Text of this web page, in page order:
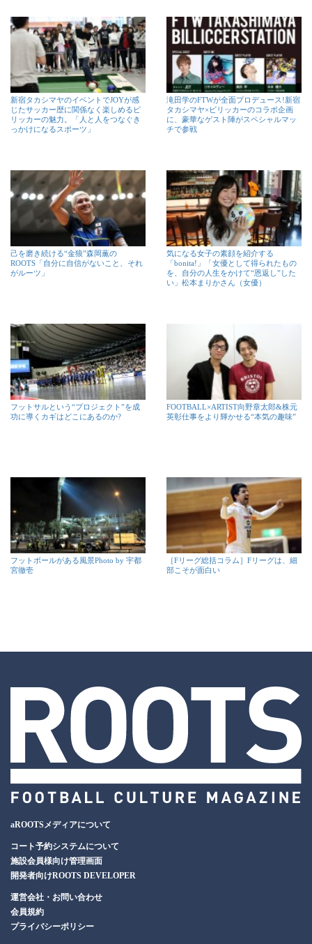
新宿タカシマヤのイベントでJOYが感
じたサッカー歴に関係なく楽しめるビ
リッカーの魅力。「人と人をつなぐき
っかけになるスポーツ」
滝田学のFTWが全面プロデュース!新宿
タカシマヤ×ビリッカーのコラボ企画
に、豪華なゲスト陣がスペシャルマッ
チで参戦
己を磨き続ける“金狼”森岡薫の
ROOTS「自分に自信がないこと、それ
がルーツ」
気になる女子の素顔を紹介する
「bonita!」「女優として得られたもの
を、自分の人生をかけて“恩返し”した
い」松本まりかさん（女優）
フットサルという“プロジェクト”を成
功に導くカギはどこにあるのか?
FOOTBALL×ARTIST向野章太郎&株元
英彰仕事をより輝かせる“本気の趣味”
フットボールがある風景Photo by 宇都
宮徹壱
［Fリーグ総括コラム］Fリーグは、細
部こそが面白い
aROOTSメディアについて
コート予約システムについて
施設会員様向け管理画面
開発者向けROOTS DEVELOPER
運営会社・お問い合わせ
会員規約
プライバシーポリシー